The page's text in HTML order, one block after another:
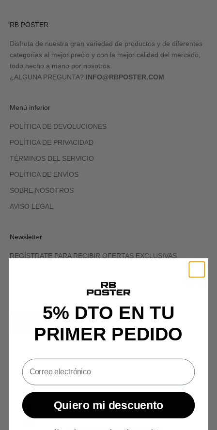
RB POSTER
Disfruta de nuestra gran variedad de productos y de diferentes
categorías al mejor precio y con la mejor calidad del mercado,
todo hecho a mano por nosotros.
¿ALGUNA PREGUNTA? INFO@RBPOSTER.COM
Menú inferior
POLÍTICA DE DEVOLUCIONES
POLÍTICA DE PRIVACIDAD
TÉRMINOS DEL SERVICIO
POLÍTICA DE ENVÍOS
SOBRE NOSOTROS
AVISO LEGAL
Newsletter
REGÍSTRATE PARA RECIBIR OFERTAS EXCLUSIVAS,
España (EUR €)
Albania (ALL L)
5% DTO EN TU
PRIMER PEDIDO
Quiero mi descuento